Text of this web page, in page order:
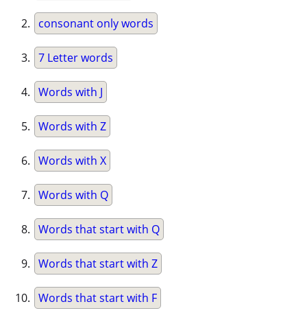
consonant only words
7 Letter words
Words with J
Words with Z
Words with X
Words with Q
Words that start with Q
Words that start with Z
Words that start with F